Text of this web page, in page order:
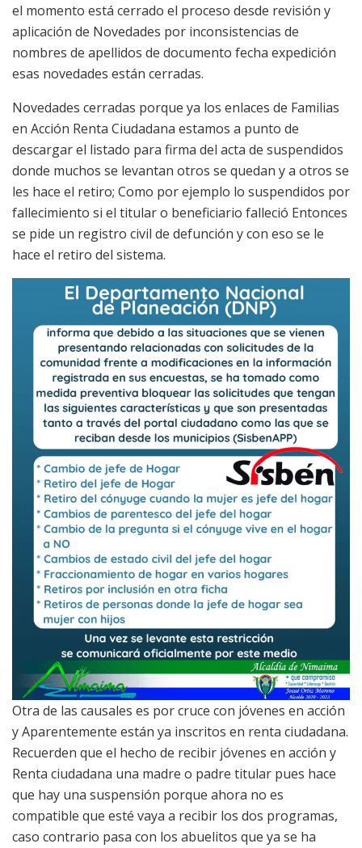
el momento está cerrado el proceso desde revisión y
aplicación de Novedades por inconsistencias de
nombres de apellidos de documento fecha expedición
esas novedades están cerradas.
Novedades cerradas porque ya los enlaces de Familias
en Acción Renta Ciudadana estamos a punto de
descargar el listado para firma del acta de suspendidos
donde muchos se levantan otros se quedan y a otros se
les hace el retiro; Como por ejemplo lo suspendidos por
fallecimiento si el titular o beneficiario falleció Entonces
se pide un registro civil de defunción y con eso se le
hace el retiro del sistema.
Otra de las causales es por cruce con jóvenes en acción
y Aparentemente están ya inscritos en renta ciudadana.
Recuerden que el hecho de recibir jóvenes en acción y
Renta ciudadana una madre o padre titular pues hace
que hay una suspensión porque ahora no es
compatible que esté vaya a recibir los dos programas,
caso contrario pasa con los abuelitos que ya se ha